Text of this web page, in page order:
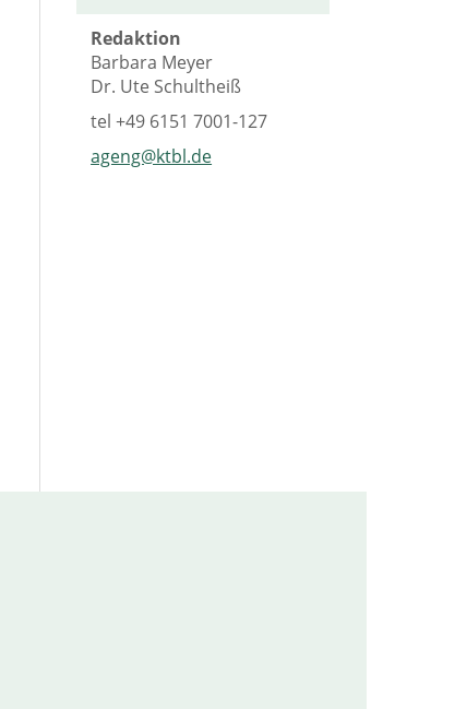
Redaktion
Barbara Meyer
Dr. Ute Schultheiß
tel+49 6151 7001-127
ageng@ktbl.de